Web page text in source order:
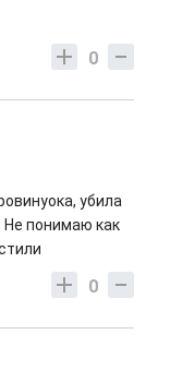
0
убила
Не понимаю как
0